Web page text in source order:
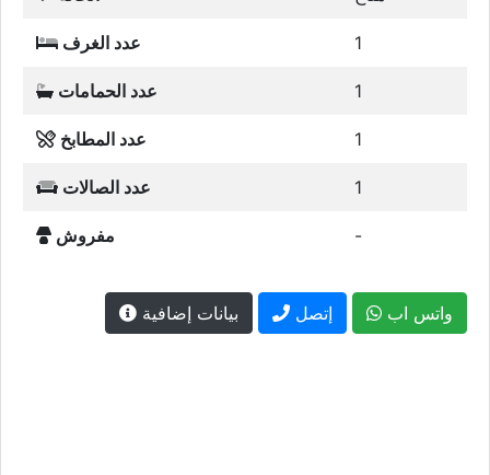
عدد الغرف 1
عدد الحمامات 1
عدد المطابخ 1
عدد الصالات 1
مفروش -
بيانات إضافية إتصل واتس اب